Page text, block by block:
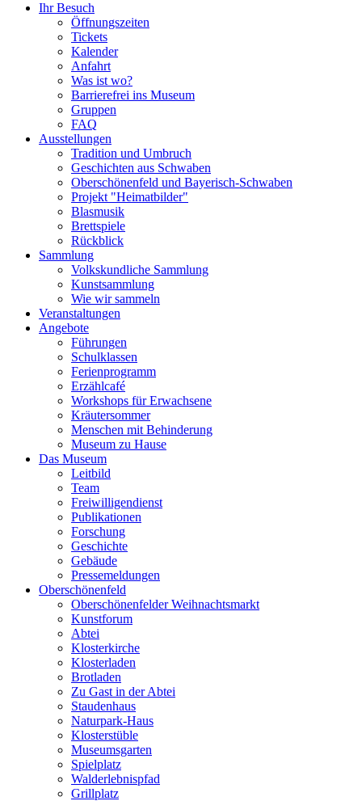
Ihr Besuch
Öffnungszeiten
Tickets
Kalender
Anfahrt
Was ist wo?
Barrierefrei ins Museum
Gruppen
FAQ
Ausstellungen
Tradition und Umbruch
Geschichten aus Schwaben
Oberschönenfeld und Bayerisch-Schwaben
Projekt "Heimatbilder"
Blasmusik
Brettspiele
Rückblick
Sammlung
Volkskundliche Sammlung
Kunstsammlung
Wie wir sammeln
Veranstaltungen
Angebote
Führungen
Schulklassen
Ferienprogramm
Erzählcafé
Workshops für Erwachsene
Kräutersommer
Menschen mit Behinderung
Museum zu Hause
Das Museum
Leitbild
Team
Freiwilligendienst
Publikationen
Forschung
Geschichte
Gebäude
Pressemeldungen
Oberschönenfeld
Oberschönenfelder Weihnachtsmarkt
Kunstforum
Abtei
Klosterkirche
Klosterladen
Brotladen
Zu Gast in der Abtei
Staudenhaus
Naturpark-Haus
Klosterstüble
Museumsgarten
Spielplatz
Walderlebnispfad
Grillplatz